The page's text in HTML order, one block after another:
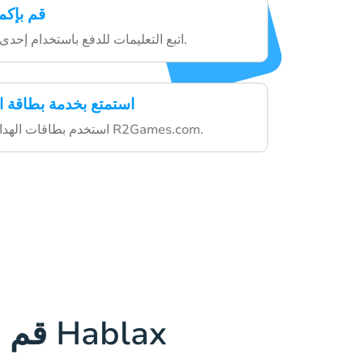
قم
اتبع التعليمات للدفع باستخدام إحدى طرق الدفع المتاحة.
استمتع بخدمة بطاقة
استخدم بطاقات الهدايا لشراء محتوى في R2Games.com.
قم بتنزيل تطبيق Hablax